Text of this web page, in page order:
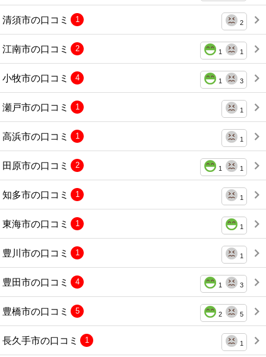
清須市の口コミ 2
1
江南市の口コミ 1 1
2
小牧市の口コミ 1 3
4
瀬戸市の口コミ 1
1
高浜市の口コミ 1
1
田原市の口コミ 1 1
2
知多市の口コミ 1
1
東海市の口コミ 1
1
豊川市の口コミ 1
1
豊田市の口コミ 1 3
4
豊橋市の口コミ 2 5
5
長久手市の口コミ 1
1